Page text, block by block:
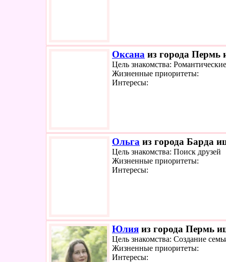
Оксана из города Пермь
Цель знакомства:
Жизненные приоритеты:
Интересы:
Ольга из города Барда
Цель знакомства: Поиск друзей
Жизненные приоритеты:
Интересы:
Юлия из города Пермь
Цель знакомства: Создание
Жизненные приоритеты:
Интересы: